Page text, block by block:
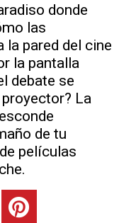
donde
las
la pared del cine
la pantalla
debate se
La
de tu
películas